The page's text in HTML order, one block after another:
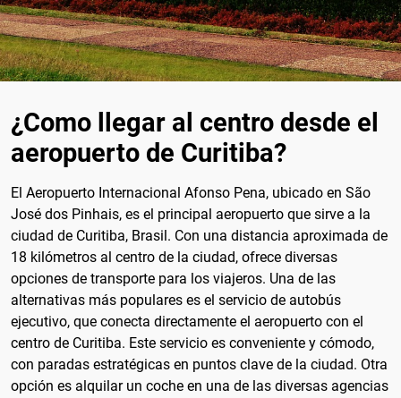
¿Como llegar al centro desde el
aeropuerto de Curitiba?
El Aeropuerto Internacional Afonso Pena, ubicado en São
José dos Pinhais, es el principal aeropuerto que sirve a la
ciudad de Curitiba, Brasil. Con una distancia aproximada de
18 kilómetros al centro de la ciudad, ofrece diversas
opciones de transporte para los viajeros. Una de las
alternativas más populares es el servicio de autobús
ejecutivo, que conecta directamente el aeropuerto con el
centro de Curitiba. Este servicio es conveniente y cómodo,
con paradas estratégicas en puntos clave de la ciudad. Otra
opción es alquilar un coche en una de las diversas agencias